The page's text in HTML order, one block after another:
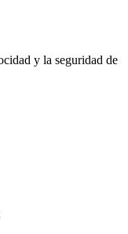
y la seguridad de